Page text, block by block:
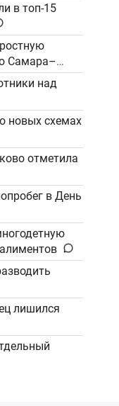
в топ-15
Самара–
над
новых схемах
отметила
в День
лишился